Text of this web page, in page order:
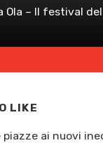
Ola – Il festival
LIKE
piazze ai nuovi